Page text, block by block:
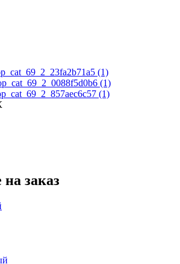
(1)
(1)
(1)
заказ